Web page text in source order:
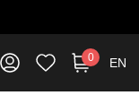
0 EN